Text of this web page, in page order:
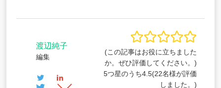
渡辺純子
編集
(この記事はお役に立ちました
か。ぜひ評価してください。)
5つ星のうち4.5(22名様が評価
しました。)